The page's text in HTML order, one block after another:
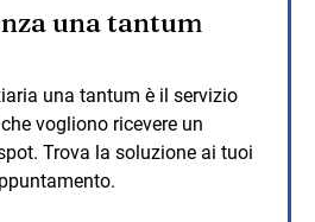
una tantum
una tantum è il servizio
vogliono ricevere un
Trova la soluzione ai tuoi